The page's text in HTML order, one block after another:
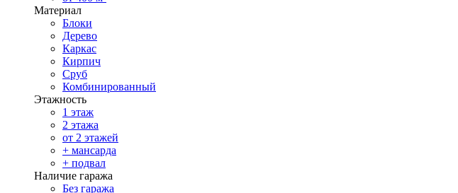
Материал
Блоки
Дерево
Каркас
Кирпич
Сруб
Комбинированный
Этажность
1 этаж
2 этажа
от 2 этажей
+ мансарда
+ подвал
Наличие гаража
Без гаража